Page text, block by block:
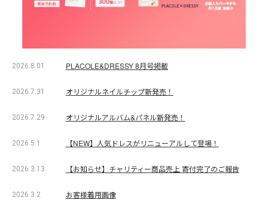
2026.8.01 PLACOLE&DRESSY 8月号掲載
2026.7.31 オリジナルネイルチップ新発売！
2026.7.29 オリジナルアルバム&パネル新発売！
2026.5.1 【NEW】人気ドレスがリニューアルして登場！
2026.3.13 【お知らせ】チャリティー商品売上 寄付完了のご報告
2026.3.2 お客様着用画像